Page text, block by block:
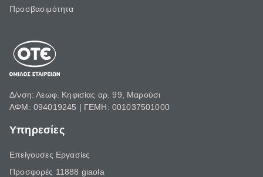
Προσβασιμότητα
Δ/νση: Λεωφ. Κηφισίας αρ. 99, Μαρούσι
ΑΦΜ: 094019245 | ΓΕΜΗ: 001037501000
Υπηρεσίες
Επείγουσες Εργασίες
Προσφορές 11888 giaola